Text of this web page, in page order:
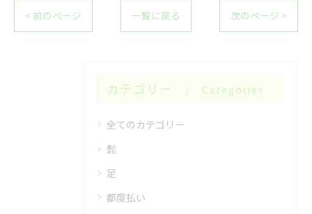
< 前のページ 一覧に戻る 次のページ >
カテゴリー Categories
全てのカテゴリー
髭
足
都度払い